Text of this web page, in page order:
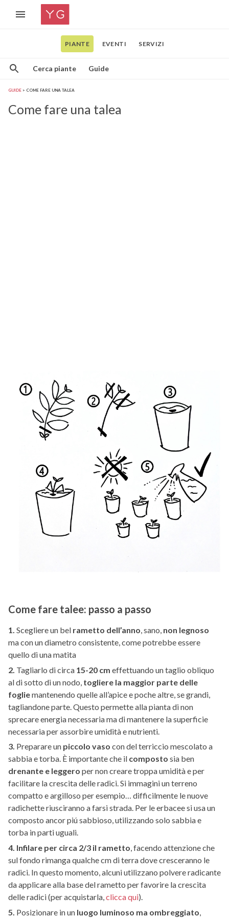
PIANTE EVENTI SERVIZI
Cerca piante Guide
GUIDE COME FARE UNA TALEA
Come fare una talea
Come fare talee: passo a passo
1. Scegliere un bel rametto dell’anno, sano, non legnoso
ma con un diametro consistente, come potrebbe essere
quello di una matita
2. Tagliarlo di circa 15-20 cm effettuando un taglio obliquo
al di sotto di un nodo, togliere la maggior parte delle
fogliemantenendo quelle all’apice e poche altre, se grandi,
tagliandone parte. Questo permette alla pianta di non
sprecare energia necessaria ma di mantenere la superficie
necessaria per assorbire umidità e nutrienti.
3. Preparare un piccolo vaso con del terriccio mescolato a
sabbia e torba. È importante che il composto sia ben
drenante e leggero per non creare troppa umidità e per
facilitare la crescita delle radici. Si immagini un terreno
compatto e argilloso per esempio… difficilmente le nuove
radichette riusciranno a farsi strada. Per le erbacee si usa un
composto ancor piú sabbioso, utilizzando solo sabbia e
torba in parti uguali.
4. Infilare per circa 2/3 il rametto, facendo attenzione che
sul fondo rimanga qualche cm di terra dove cresceranno le
radici. In questo momento, alcuni utilizzano polvere radicante
da applicare alla base del rametto per favorire la crescita
delle radici (per acquistarla,clicca qui).
5. Posizionare in un luogo luminoso ma ombreggiato